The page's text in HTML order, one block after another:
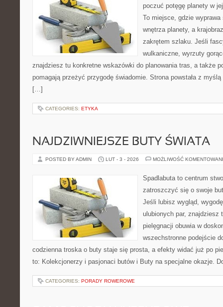
poczuć potęgę planety w
To miejsce, gdzie
wnętrza planety, a
zakrętem szlaku. Jeśli
wulkaniczne, wyrzuty
znajdziesz tu konkretne wskazówki do planowania tras, a także
pomagają przeżyć przygodę świadomie. Strona powstała z
[…]
CATEGORIES: ETYKA
NAJDZIWNIEJSZE BUTY ŚWIATA
POSTED BY ADMIN LUT - 3 - 2026 MOŻLIWOŚĆ
Spadlabuta to centrum
zatroszczyć się o swoje
Jeśli lubisz wygląd,
ulubionych par, znajdziesz
pielęgnacji obuwia w
wszechstronne podejście
codzienna troska o buty staje się prosta, a efekty widać już po
to: Kolekcjonerzy i pasjonaci butów i Buty na specjalne okazje.
CATEGORIES: PORADY ROWEROWE